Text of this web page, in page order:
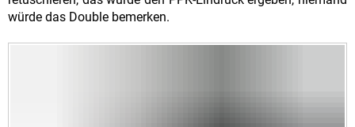
würde das Double bemerken.